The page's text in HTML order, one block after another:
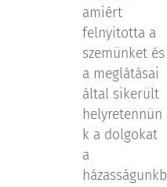
amiért
felnyitotta a
szemünket és
a meglátásai
által sikerült
helyretennün
k a dolgokat
a
házasságunkb